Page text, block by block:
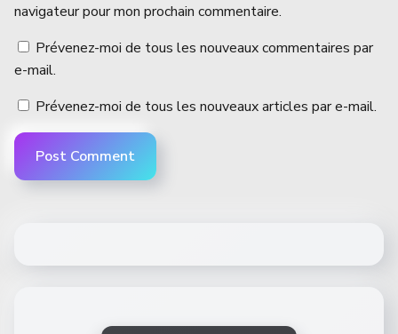
navigateur pour mon prochain commentaire.
Prévenez-moi de tous les nouveaux commentaires par
e-mail.
Prévenez-moi de tous les nouveaux articles par e-mail.